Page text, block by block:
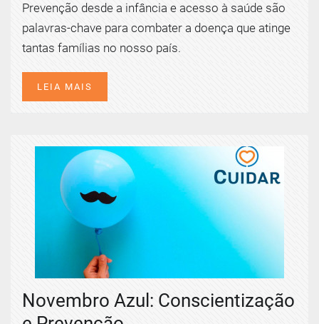
Prevenção desde a infância e acesso à saúde são
palavras-chave para combater a doença que atinge
tantas famílias no nosso país.
LEIA MAIS
Novembro Azul: Conscientização